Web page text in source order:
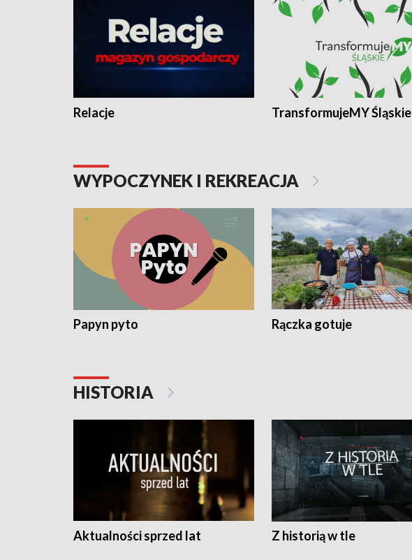
Relacje TransformujeMY Śląskie
WYPOCZYNEK I REKREACJA
Papyn pyto Rączka gotuje
HISTORIA
Aktualności sprzed lat Z historią w tle